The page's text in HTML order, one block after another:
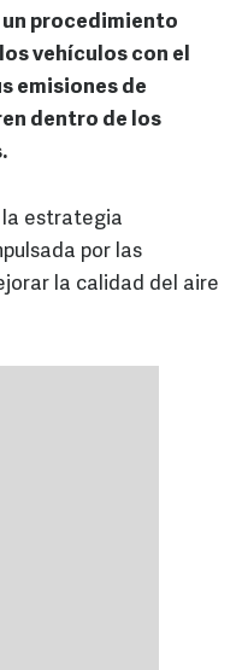
procedimiento
vehículos con el
emisiones de
dentro de los
la estrategia
por las
la calidad del aire